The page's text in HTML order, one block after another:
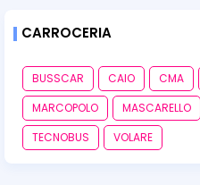
CARROCERIA
BUSSCAR CAIO CMA
MARCOPOLO
MASCARELLO
TECNOBUS
VOLARE